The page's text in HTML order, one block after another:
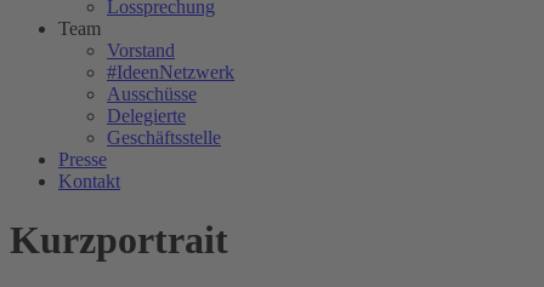
Lossprechung
Team
Vorstand
#IdeenNetzwerk
Ausschüsse
Delegierte
Geschäftsstelle
Presse
Kontakt
Kurzportrait